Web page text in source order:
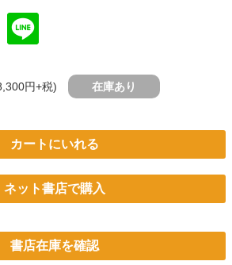
円+税) 在庫あり
カートにいれる
ネット書店で購入
書店在庫を確認